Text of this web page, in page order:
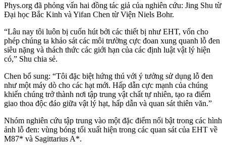
Phys.org đã phỏng vấn hai đồng tác giả của nghiên cứu: Jing Shu từ
Đại học Bắc Kinh và Yifan Chen từ Viện Niels Bohr.
“Lâu nay tôi luôn bị cuốn hút bởi các thiết bị như EHT, vốn cho
phép chúng ta khảo sát các môi trường cực đoan xung quanh lỗ đen
siêu nặng và thách thức các giới hạn của các định luật vật lý hiện
có,” Shu chia sẻ.
Chen bổ sung: “Tôi đặc biệt hứng thú với ý tưởng sử dụng lỗ đen
như một máy dò cho các hạt mới. Hấp dẫn cực mạnh của chúng
khiến chúng trở thành nơi tập trung vật chất tự nhiên, tạo ra điểm
giao thoa độc đáo giữa vật lý hạt, hấp dẫn và quan sát thiên văn.”
Nhóm nghiên cứu tập trung vào một đặc điểm nổi bật trong các hình
ảnh lỗ đen: vùng bóng tối xuất hiện trong các quan sát của EHT về
M87* và Sagittarius A*.